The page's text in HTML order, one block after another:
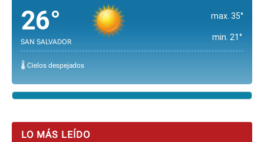
26°
SAN SALVADOR
max. 35°
min. 21°
🌡️ Cielos despejados
LO MÁS LEÍDO